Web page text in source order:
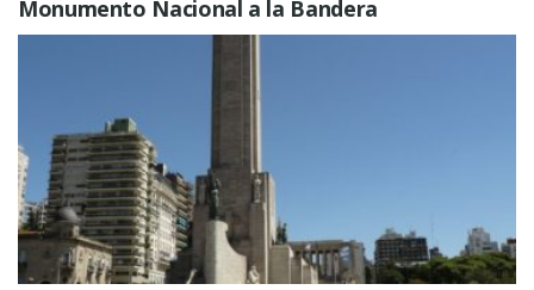
Monumento Nacional a la Bandera